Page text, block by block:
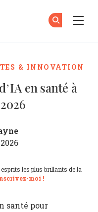
& INNOVATION
en santé à
les plus brillants de la
moi !
santé pour